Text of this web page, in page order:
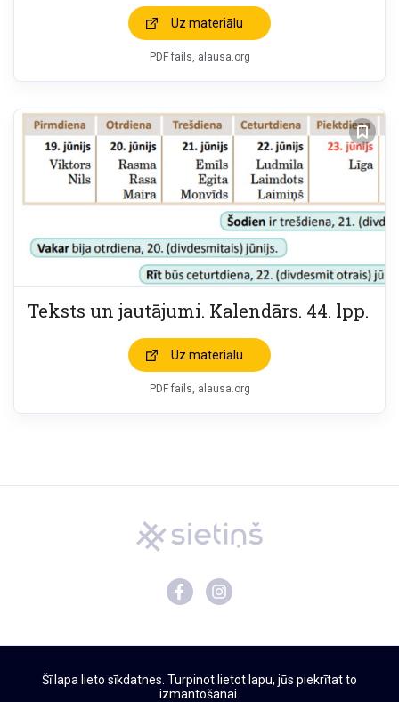
Uz materiālu
PDF fails, alausa.org
Teksts un jautājumi. Kalendārs. 44. lpp.
Uz materiālu
PDF fails, alausa.org
Šī lapa lieto sīkdatnes. Turpinot lietot lapu, jūs piekrītat to
izmantošanai.
Par Sietiņu